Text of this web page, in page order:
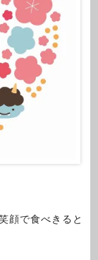
顔で食べきると